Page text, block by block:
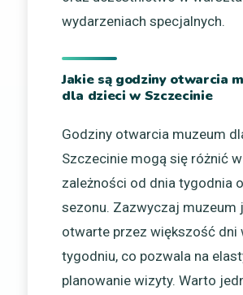
wydarzeniach specjalnych.
Jakie są godziny otwarcia
dla dzieci w Szczecinie
Godziny otwarcia muzeum
Szczecinie mogą się różnić w
zależności od dnia tygodnia
sezonu. Zazwyczaj muzeum
otwarte przez większość dni
tygodniu, co pozwala na
planowanie wizyty. Warto